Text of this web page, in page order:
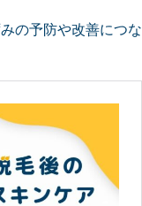
の予防や改善につな